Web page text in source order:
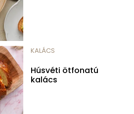
KALÁCS
Húsvéti ötfonatú
kalács